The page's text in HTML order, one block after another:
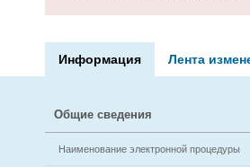
Информация Лента
Общие сведения
Наименование электронной процедуры